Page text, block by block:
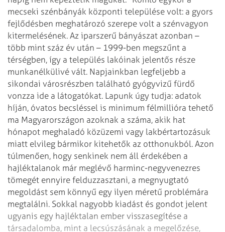
mecseki szénbányák központi települése volt: a gyors
fejlődésben meghatározó szerepe volt a szénvagyon
kitermelésének. Az iparszerű bányászat azonban –
több mint száz év után – 1999-ben megszűnt a
térségben, így a település lakóinak jelentős része
munkanélkülivé vált. Napjainkban legfeljebb a
sikondai városrészben található gyógyvizű fürdő
vonzza ide a látogatókat. Lapunk úgy tudja: adatok
híján, óvatos becsléssel is minimum félmillióra tehető
ma Magyarországon azoknak a száma, akik hat
hónapot meghaladó közüzemi vagy lakbértartozásuk
miatt elvileg bármikor kitehetők az otthonukból. Azon
túlmenően, hogy senkinek nem áll érdekében a
hajléktalanok már meglévő harminc-negyvenezres
tömegét ennyire felduzzasztani, a megnyugtató
megoldást sem könnyű egy ilyen méretű problémára
megtalálni. Sokkal nagyobb kiadást és gondot jelent
ugyanis egy hajléktalan ember visszasegítése a
társadalomba, mint a lecsúszásának a megelőzése,